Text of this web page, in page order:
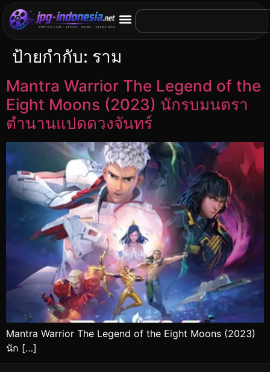
ป้ายกำกับ: ราม
Mantra Warrior The Legend of the
Eight Moons (2023) นักรบมนตรา
ตำนานแปดดวงจันทร์
Mantra Warrior The Legend of the Eight Moons (2023)
นัก […]